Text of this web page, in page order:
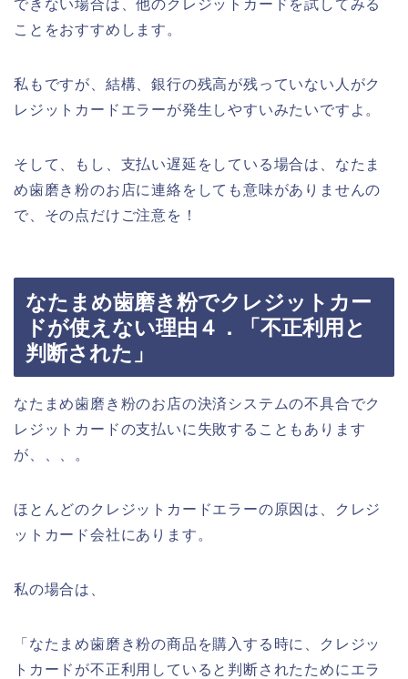
できない場合は、他のクレジットカードを試してみる
ことをおすすめします。
私もですが、結構、銀行の残高が残っていない人がク
レジットカードエラーが発生しやすいみたいですよ。
そして、もし、支払い遅延をしている場合は、なたま
め歯磨き粉のお店に連絡をしても意味がありませんの
で、その点だけご注意を！
なたまめ歯磨き粉でクレジットカー
ドが使えない理由４．「不正利用と
判断された」
なたまめ歯磨き粉のお店の決済システムの不具合でク
レジットカードの支払いに失敗することもあります
が、、、。
ほとんどのクレジットカードエラーの原因は、クレジ
ットカード会社にあります。
私の場合は、
「なたまめ歯磨き粉の商品を購入する時に、クレジッ
トカードが不正利用していると判断されたためにエラ